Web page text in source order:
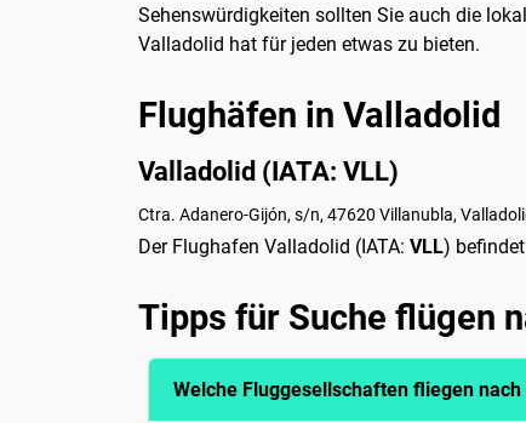
Sehenswürdigkeiten sollten Sie auch die
Valladolid hat für jeden etwas zu bieten.
Flughäfen in Valladolid
Valladolid (IATA: VLL)
Ctra. Adanero-Gijón, s/n, 47620 Villanubla,
Der Flughafen Valladolid (IATA: VLL)
Tipps für Suche flügen
Welche Fluggesellschaften fliegen nach